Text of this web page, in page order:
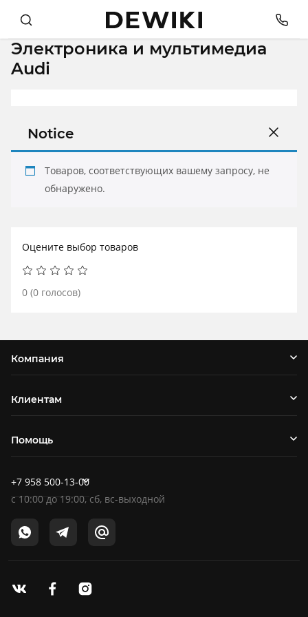
Электроника и мультимедиа
Audi
Notice
Товаров, соответствующих вашему запросу, не
обнаружено.
Оцените выбор товаров
0 (0 голосов)
Компания
Клиентам
Помощь
+7 958 500-13-00
c10:00до19:00, сб, вс-выходной